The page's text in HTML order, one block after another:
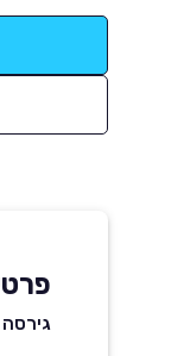
גירסה